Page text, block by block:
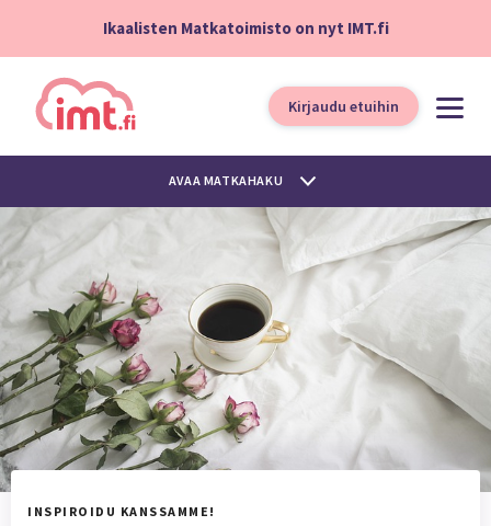
Ikaalisten Matkatoimisto on nyt IMT.fi
Kirjaudu etuihin
AVAA MATKAHAKU
INSPIROIDU KANSSAMME!